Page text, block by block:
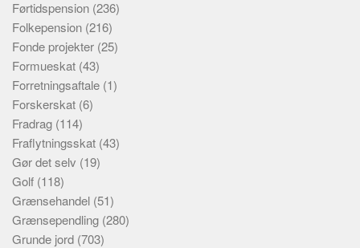
Førtidspension (236)
Folkepension (216)
Fonde projekter (25)
Formueskat (43)
Forretningsaftale (1)
Forskerskat (6)
Fradrag (114)
Fraflytningsskat (43)
Gør det selv (19)
Golf (118)
Grænsehandel (51)
Grænsependling (280)
Grunde jord (703)